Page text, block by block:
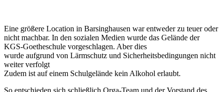
Eine größere Location in Barsinghausen war entweder zu teuer oder
nicht machbar. In den sozialen Medien wurde das Gelände der
KGS-Goetheschule vorgeschlagen. Aber dies
wurde aufgrund von Lärmschutz und Sicherheitsbedingungen nicht
weiter verfolgt
Zudem ist auf einem Schulgelände kein Alkohol erlaubt.
So entschieden sich schließlich Orga-Team und der Vorstand des